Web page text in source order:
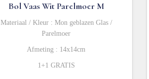
Bol Vaas Wit Parelmoer M
Materiaal / Kleur : Mon geblazen Glas /
Parelmoer
Afmeting : 14x14cm
1+1 GRATIS